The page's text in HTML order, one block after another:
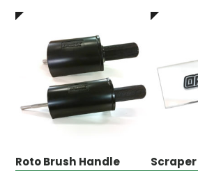
Roto Brush Handle Scraper